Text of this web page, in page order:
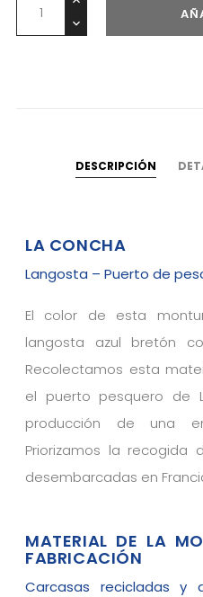
DESCRIPCIÓN
LA CONCHA
Langosta – Puerto de
El color de esta
langosta azul bretón
Recolectamos esta
el puerto pesquero de
producción de una
Priorizamos la recogida
desembarcadas en
MATERIAL DE LA
FABRICACIÓN
Carcasas recicladas